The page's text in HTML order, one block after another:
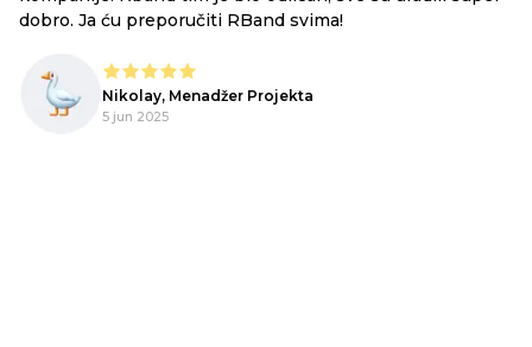
dobro. Ja ću preporučiti RBand svima!
Nikolay, Menadžer Projekta
5 jun 2025